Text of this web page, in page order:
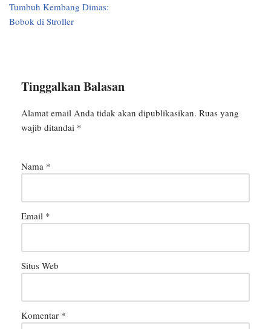
Tumbuh Kembang Dimas:
Bobok di Stroller
Tinggalkan Balasan
Alamat email Anda tidak akan dipublikasikan. Ruas yang
wajib ditandai *
Nama *
Email *
Situs Web
Komentar *